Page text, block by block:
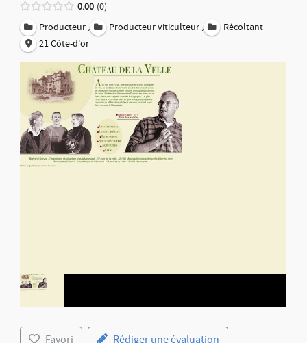
0.00 0
Producteur , Producteur viticulteur ,
Récoltant
21 Côte-d'or
Favori
Rédiger une évaluation